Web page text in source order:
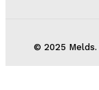
© 2025 Melds.